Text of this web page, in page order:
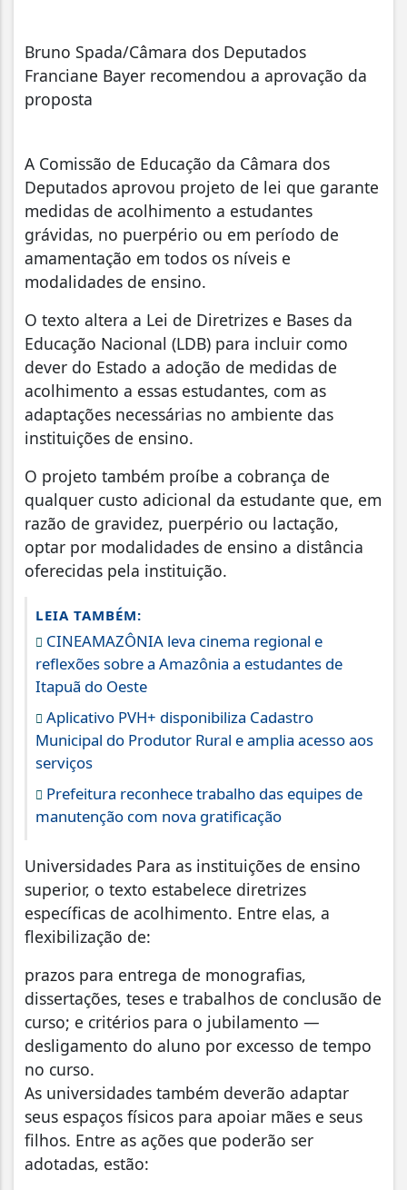
Bruno Spada/Câmara dos Deputados
Franciane Bayer recomendou a aprovação da
proposta
A Comissão de Educação da Câmara dos
Deputados aprovou projeto de lei que garante
medidas de acolhimento a estudantes
grávidas, no puerpério ou em período de
amamentação em todos os níveis e
modalidades de ensino.
O texto altera a Lei de Diretrizes e Bases da
Educação Nacional (LDB) para incluir como
dever do Estado a adoção de medidas de
acolhimento a essas estudantes, com as
adaptações necessárias no ambiente das
instituições de ensino.
O projeto também proíbe a cobrança de
qualquer custo adicional da estudante que, em
razão de gravidez, puerpério ou lactação,
optar por modalidades de ensino a distância
oferecidas pela instituição.
LEIA TAMBÉM:
CINEAMAZÔNIA leva cinema regional e
reflexões sobre a Amazônia a estudantes de
Itapuã do Oeste
Aplicativo PVH+ disponibiliza Cadastro
Municipal do Produtor Rural e amplia acesso aos
serviços
Prefeitura reconhece trabalho das equipes de
manutenção com nova gratificação
Universidades Para as instituições de ensino
superior, o texto estabelece diretrizes
específicas de acolhimento. Entre elas, a
flexibilização de:
prazos para entrega de monografias,
dissertações, teses e trabalhos de conclusão de
curso; e critérios para o jubilamento —
desligamento do aluno por excesso de tempo
no curso.
As universidades também deverão adaptar
seus espaços físicos para apoiar mães e seus
filhos. Entre as ações que poderão ser
adotadas, estão: